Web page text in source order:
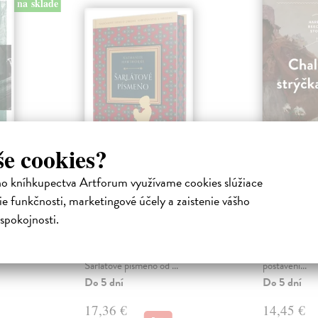
cookies?
kníhkupectva Artforum využívame cookies slúžiace
funkčnosti, marketingové účely a zaistenie vášho
na sklade
stojí
jeho dve
Šarlátové písmeno
(Ikar)
Hawthorne Nathaniel| Kniha
Šarlátové písmeno od ...
Do 5 dní
17,36 €
Slávny
revolúciu
postaveni...
Do 5 dní
14,45 €